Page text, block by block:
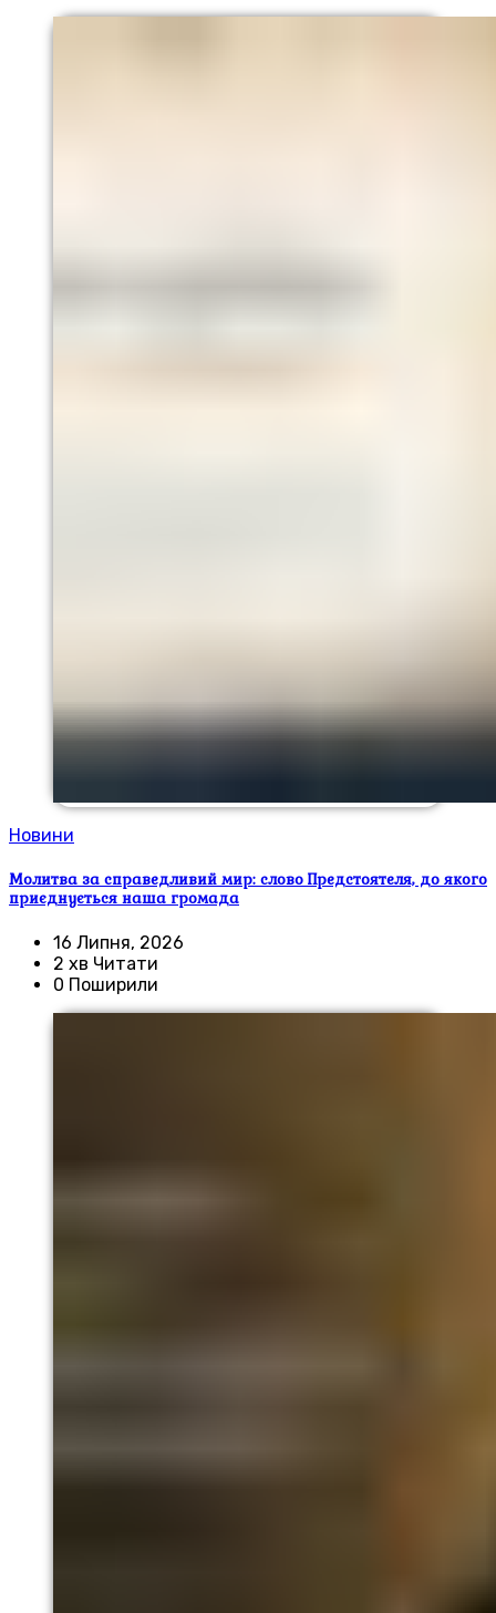
Новини
Молитва за справедливий мир: слово Предстоятеля, до якого
приєднується наша громада
16 Липня, 2026
2 хв Читати
0 Поширили